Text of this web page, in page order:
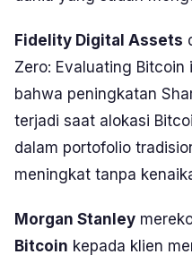
Fidelity Digital Assets
Zero: Evaluating Bitcoin
bahwa peningkatan
terjadi saat alokasi
dalam portofolio
meningkat tanpa
Morgan Stanley
Bitcoin kepada klien